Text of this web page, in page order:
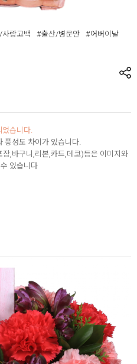
랑고백 #출산/병문안
#어버이날
었습니다.
풍성도 차이가 있습니다.
,바구니,리본,카드,데코)등은 이미지와
있습니다